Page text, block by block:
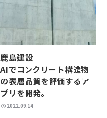
鹿島建設
AIでコンクリート構造物
の表層品質を評価するア
プリを開発。
2022.09.14